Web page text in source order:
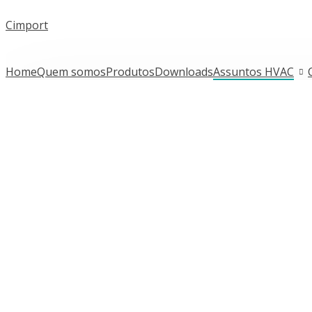
Cimport
HomeQuem somosProdutosDownloadsAssuntos HVAC